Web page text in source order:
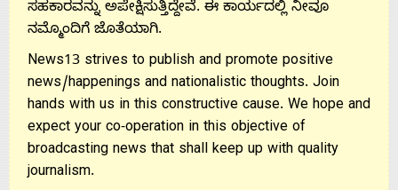
ಸಹಕಾರವನ್ನು ಅಪೇಕ್ಷಿಸುತ್ತಿದ್ದೇವೆ. ಈ ಕಾರ್ಯದಲ್ಲಿ ನೀವೂ
ನಮ್ಮೊಂದಿಗೆ ಜೊತೆಯಾಗಿ.
News13 strives to publish and promote positive
news/happenings and nationalistic thoughts. Join
hands with us in this constructive cause. We hope and
expect your co-operation in this objective of
broadcasting news that shall keep up with quality
journalism.